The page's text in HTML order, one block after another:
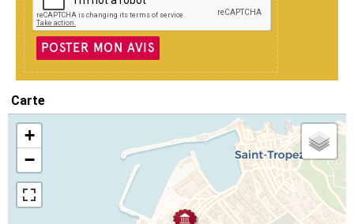
POSTER MON AVIS
Carte
+
−